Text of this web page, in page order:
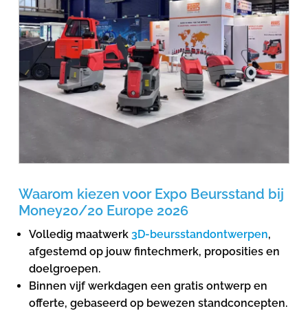
Waarom kiezen voor Expo Beursstand bij
Money20/20 Europe 2026
Volledig maatwerk 3D-beursstandontwerpen,
afgestemd op jouw fintechmerk, proposities en
doelgroepen.
Binnen vijf werkdagen een gratis ontwerp en
offerte, gebaseerd op bewezen standconcepten.